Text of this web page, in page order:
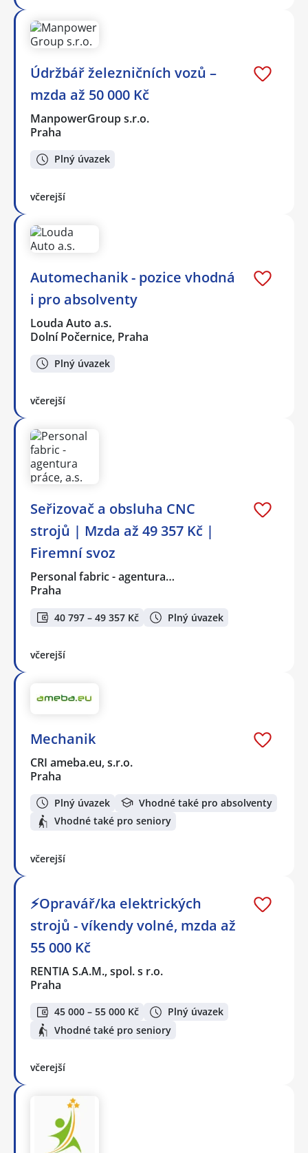
Údržbář železničních vozů –
mzda až 50 000 Kč
ManpowerGroup s.r.o.
Praha
Plný úvazek
včerejší
Automechanik - pozice vhodná
i pro absolventy
Louda Auto a.s.
Dolní Počernice, Praha
Plný úvazek
včerejší
Seřizovač a obsluha CNC
strojů | Mzda až 49 357 Kč |
Firemní svoz
Personal fabric - agentura…
Praha
40 797 – 49 357 Kč Plný úvazek
včerejší
Mechanik
CRI ameba.eu, s.r.o.
Praha
Plný úvazek
Vhodné také pro absolventy
Vhodné také pro seniory
včerejší
⚡Opravář/ka elektrických
strojů - víkendy volné, mzda až
55 000 Kč
RENTIA S.A.M., spol. s r.o.
Praha
45 000 – 55 000 Kč
Plný úvazek
Vhodné také pro seniory
včerejší